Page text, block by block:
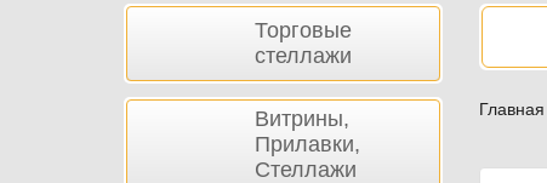
Главная
Боковая Торговые
стеллажи
Витрины,
Прилавки,
Стеллажи